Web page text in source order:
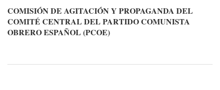
COMISIÓN DE AGITACIÓN Y PROPAGANDA DEL
COMITÉ CENTRAL DEL PARTIDO COMUNISTA
OBRERO ESPAÑOL (PCOE)